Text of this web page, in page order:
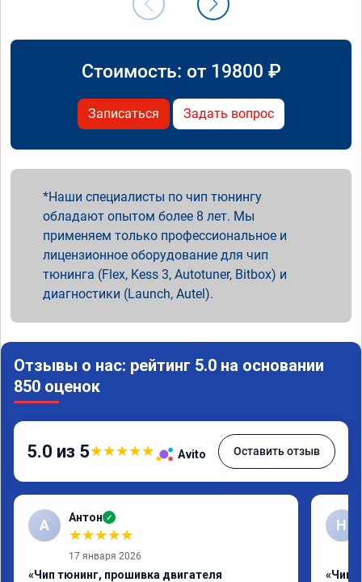
Стоимость: от 19800 ₽
Записаться Задать вопрос
Наши специалисты по чип тюнингу
обладают опытом более 8 лет. Мы
применяем только профессиональное и
лицензионное оборудование для чип
тюнинга (Flex, Kess 3, Autotuner, Bitbox) и
диагностики (Launch, Autel).
Отзывы о нас: рейтинг 5.0 на основании
850 оценок
5.0 из 5★★★★★ Avito Оставить отзыв
А Антон ✓
★★★★★
17 января 2026
«Чип тюнинг, прошивка двигателя
Н
«Чип